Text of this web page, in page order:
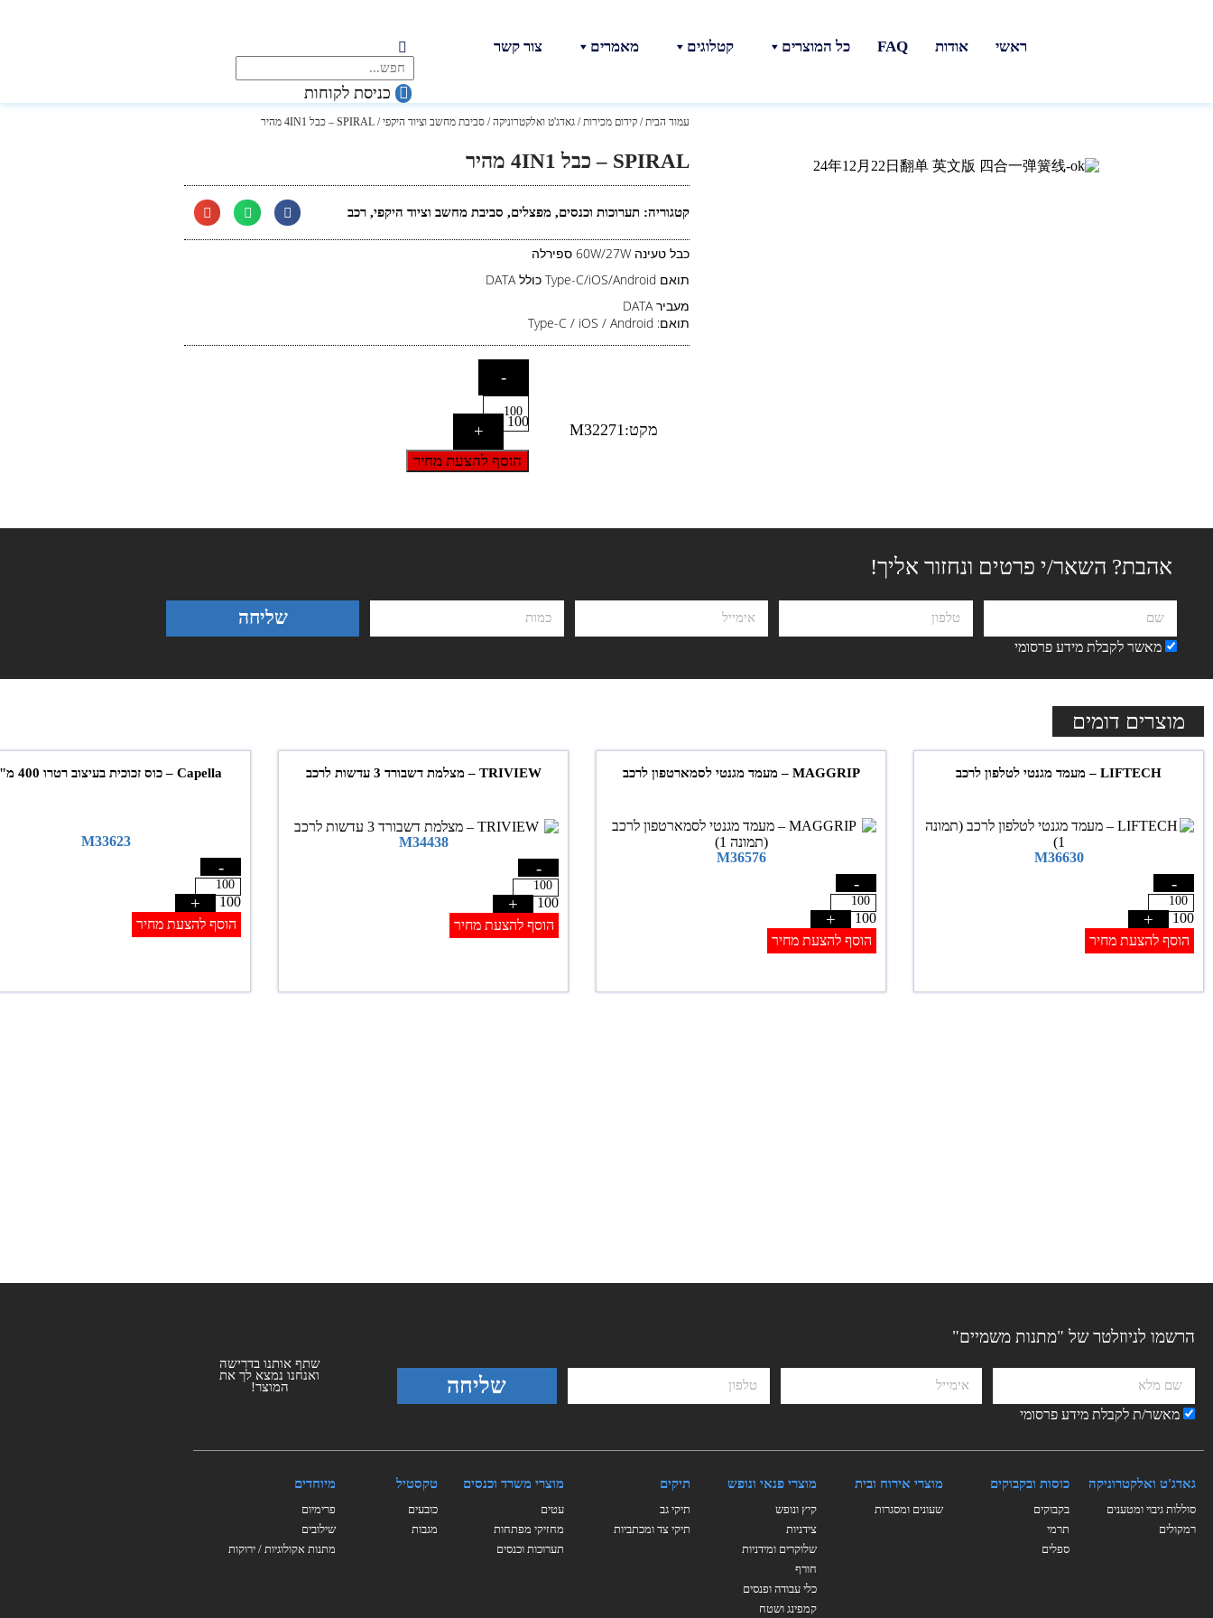
ראשי אודות FAQ כל המוצרים קטלוגים מאמרים צור קשר
כניסת לקוחות
עמוד הבית/ קידום מכירות/ גאדג'ט ואלקטרוניקה/ סביבת מחשב וציוד היקפי/ SPIRAL – כבל 4IN1 מהיר
SPIRAL – כבל 4IN1 מהיר
קטגוריה: תערוכות וכנסים, מפצלים, סביבת מחשב וציוד היקפי, רכב
כבל טעינה 60W/27W ספירלה
תואם Type-C/iOS/Android כולל DATA
מעביר DATA
תואם: Type-C / iOS / Android
מקט:M32271
-
100
+
הוסף להצעת מחיר
אהבת? השאר/י פרטים ונחזור אליך!
מאשר לקבלת מידע פרסומי
שליחה
מוצרים דומים
LIFTECH – מעמד מגנטי לטלפון לרכב
M36630
-
100
+
הוסף להצעת מחיר
MAGGRIP – מעמד מגנטי לסמארטפון לרכב
M36576
-
100
+
הוסף להצעת מחיר
TRIVIEW – מצלמת דשבורד 3 עדשות לרכב
M34438
-
100
+
הוסף להצעת מחיר
Capella – כוס זכוכית בעיצוב רטרו 400 מ"ל
M33623
-
100
+
הוסף להצעת מחיר
הרשמו לניוזלטר של "מתנות משמיים"
מאשר/ת לקבלת מידע פרסומי
שליחה
שתף אותנו בדרישה
ואנחנו נמצא לך את
המוצר!
גאדג'ט ואלקטרוניקה
סוללות גיבוי ומטענים
רמקולים
כוסות ובקבוקים
בקבוקים
תרמי
ספלים
מוצרי אירוח ובית
שעונים ומסגרות
מוצרי פנאי ונופש
קיץ ונופש
צידניות
שלוקרים ומידניות
חורף
כלי עבודה ופנסים
קמפינג ושטח
תיקים
תיקי גב
תיקי צד ומכתביות
מוצרי משרד וכנסים
עטים
מחזיקי מפתחות
תערוכות וכנסים
טקסטיל
כובעים
מגבות
מיוחדים
פרימיום
שילובים
מתנות אקולוגיות / ירוקות